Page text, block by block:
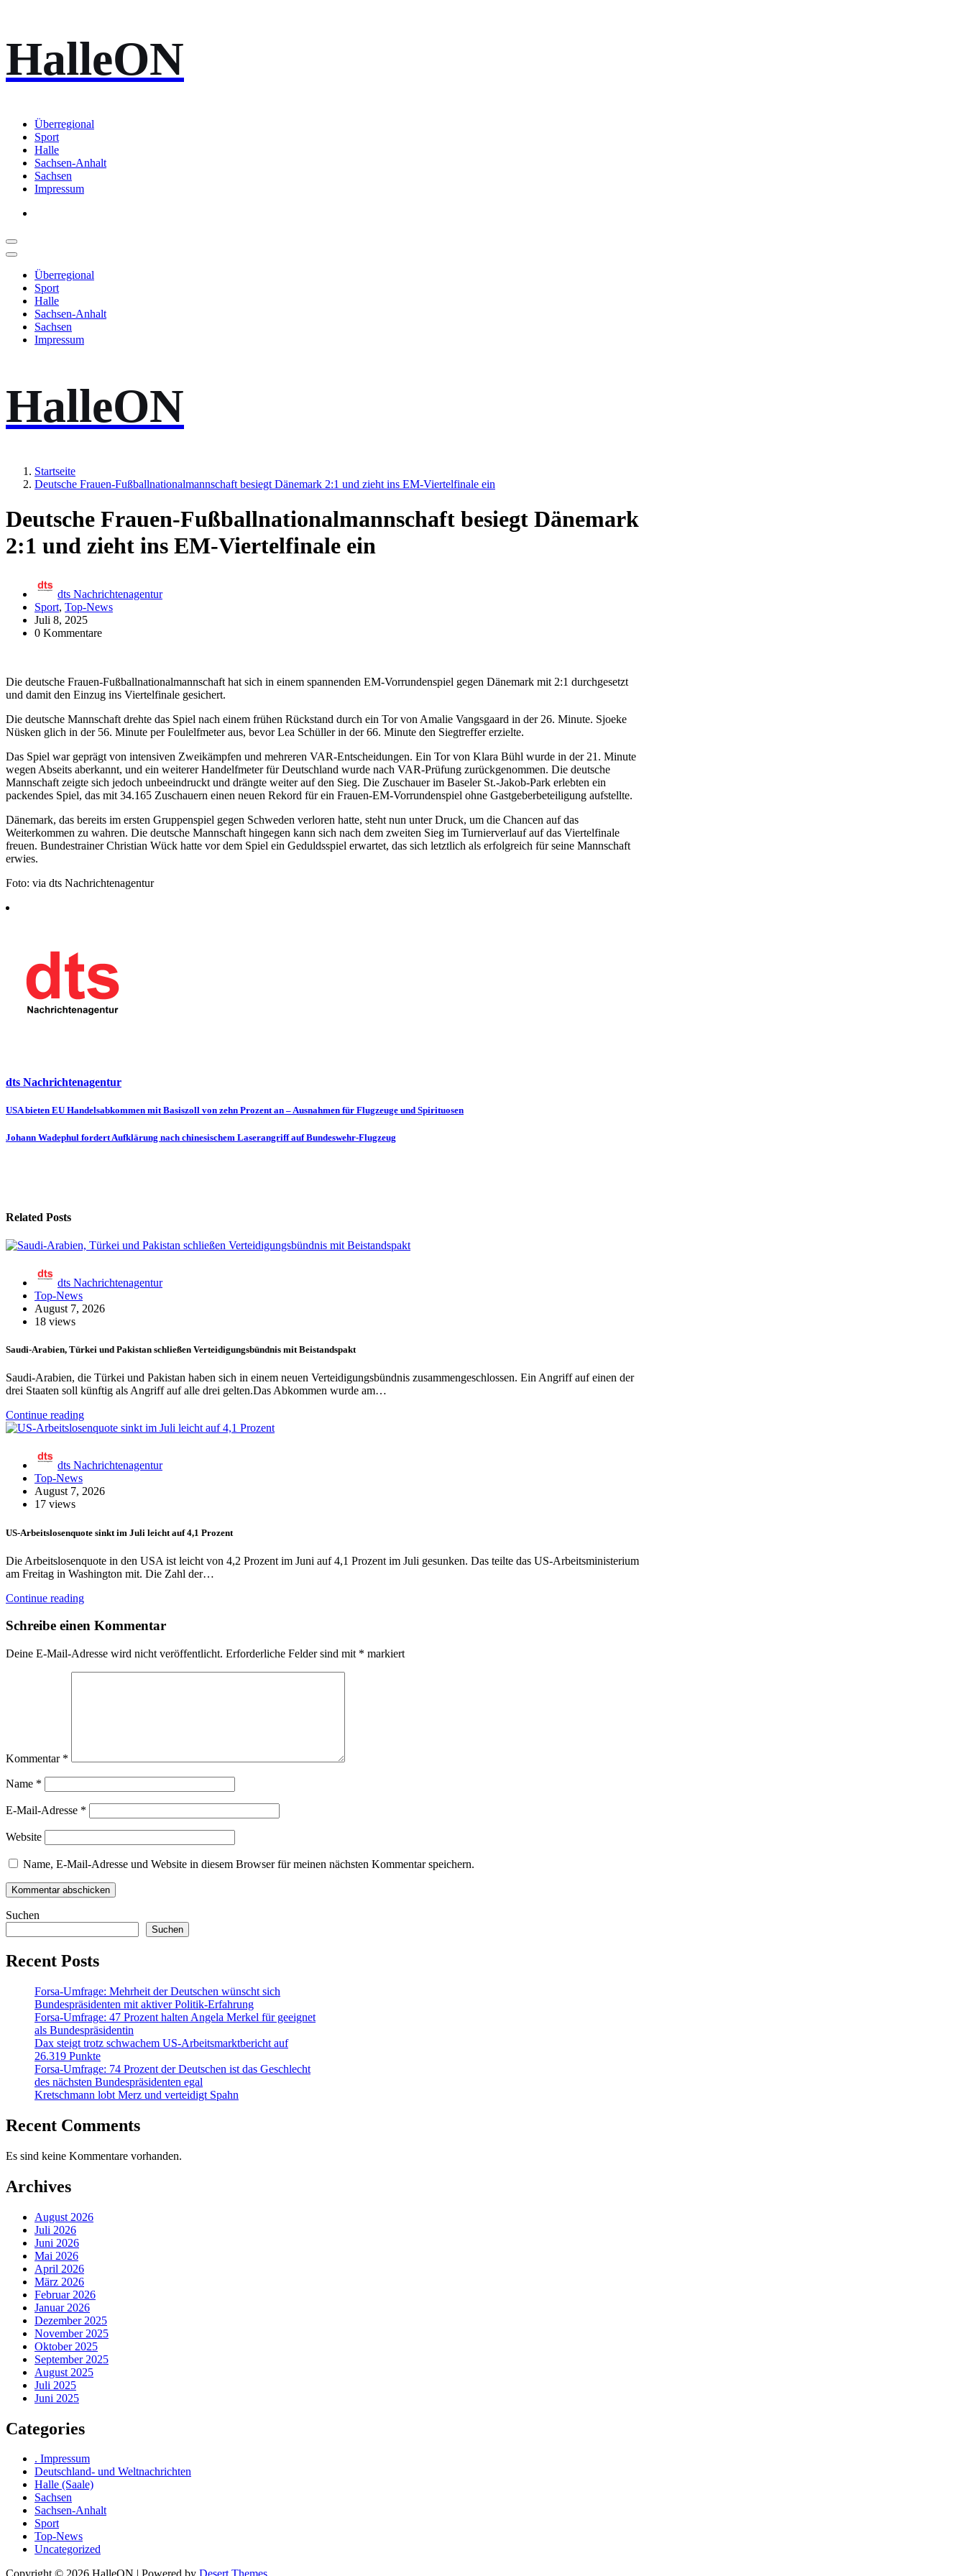
Inhalt
springen
HalleON
Überregional
Sport
Halle
Sachsen-Anhalt
Sachsen
Impressum
Überregional
Sport
Halle
Sachsen-Anhalt
Sachsen
Impressum
HalleON
Startseite
Deutsche Frauen-Fußballnationalmannschaft besiegt Dänemark 2:1 und zieht ins EM-Viertelfinale ein
Deutsche Frauen-Fußballnationalmannschaft besiegt Dänemark
2:1 und zieht ins EM-Viertelfinale ein
dts Nachrichtenagentur
Sport, Top-News
Juli 8, 2025
0 Kommentare
Die deutsche Frauen-Fußballnationalmannschaft hat sich in einem spannenden EM-Vorrundenspiel gegen Dänemark mit 2:1 durchgesetzt
und damit den Einzug ins Viertelfinale gesichert.
Die deutsche Mannschaft drehte das Spiel nach einem frühen Rückstand durch ein Tor von Amalie Vangsgaard in der 26. Minute. Sjoeke
Nüsken glich in der 56. Minute per Foulelfmeter aus, bevor Lea Schüller in der 66. Minute den Siegtreffer erzielte.
Das Spiel war geprägt von intensiven Zweikämpfen und mehreren VAR-Entscheidungen. Ein Tor von Klara Bühl wurde in der 21. Minute
wegen Abseits aberkannt, und ein weiterer Handelfmeter für Deutschland wurde nach VAR-Prüfung zurückgenommen. Die deutsche
Mannschaft zeigte sich jedoch unbeeindruckt und drängte weiter auf den Sieg. Die Zuschauer im Baseler St.-Jakob-Park erlebten ein
packendes Spiel, das mit 34.165 Zuschauern einen neuen Rekord für ein Frauen-EM-Vorrundenspiel ohne Gastgeberbeteiligung aufstellte.
Dänemark, das bereits im ersten Gruppenspiel gegen Schweden verloren hatte, steht nun unter Druck, um die Chancen auf das
Weiterkommen zu wahren. Die deutsche Mannschaft hingegen kann sich nach dem zweiten Sieg im Turnierverlauf auf das Viertelfinale
freuen. Bundestrainer Christian Wück hatte vor dem Spiel ein Geduldsspiel erwartet, das sich letztlich als erfolgreich für seine Mannschaft
erwies.
Foto: via dts Nachrichtenagentur
dts Nachrichtenagentur
Beitragsnavigation
USA bieten EU Handelsabkommen mit Basiszoll von zehn Prozent an – Ausnahmen für Flugzeuge und Spirituosen
Johann Wadephul fordert Aufklärung nach chinesischem Laserangriff auf Bundeswehr-Flugzeug
Related Posts
dts Nachrichtenagentur
Top-News
August 7, 2026
18 views
Saudi-Arabien, Türkei und Pakistan schließen Verteidigungsbündnis mit Beistandspakt
Saudi-Arabien, die Türkei und Pakistan haben sich in einem neuen Verteidigungsbündnis zusammengeschlossen. Ein Angriff auf einen der
drei Staaten soll künftig als Angriff auf alle drei gelten.Das Abkommen wurde am…
Continue reading
dts Nachrichtenagentur
Top-News
August 7, 2026
17 views
US-Arbeitslosenquote sinkt im Juli leicht auf 4,1 Prozent
Die Arbeitslosenquote in den USA ist leicht von 4,2 Prozent im Juni auf 4,1 Prozent im Juli gesunken. Das teilte das US-Arbeitsministerium
am Freitag in Washington mit. Die Zahl der…
Continue reading
Schreibe einen Kommentar
Deine E-Mail-Adresse wird nicht veröffentlicht. Erforderliche Felder sind mit * markiert
Kommentar *
Name *
E-Mail-Adresse *
Website
Name, E-Mail-Adresse und Website in diesem Browser für meinen nächsten Kommentar speichern.
Suchen
Suchen
Recent Posts
Forsa-Umfrage: Mehrheit der Deutschen wünscht sich
Bundespräsidenten mit aktiver Politik-Erfahrung
Forsa-Umfrage: 47 Prozent halten Angela Merkel für geeignet
als Bundespräsidentin
Dax steigt trotz schwachem US-Arbeitsmarktbericht auf
26.319 Punkte
Forsa-Umfrage: 74 Prozent der Deutschen ist das Geschlecht
des nächsten Bundespräsidenten egal
Kretschmann lobt Merz und verteidigt Spahn
Recent Comments
Es sind keine Kommentare vorhanden.
Archives
August 2026
Juli 2026
Juni 2026
Mai 2026
April 2026
März 2026
Februar 2026
Januar 2026
Dezember 2025
November 2025
Oktober 2025
September 2025
August 2025
Juli 2025
Juni 2025
Categories
. Impressum
Deutschland- und Weltnachrichten
Halle (Saale)
Sachsen
Sachsen-Anhalt
Sport
Top-News
Uncategorized